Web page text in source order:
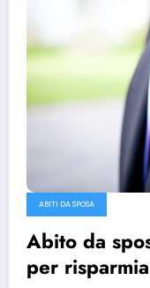
ABITI DA SPOSA
Abito da
per